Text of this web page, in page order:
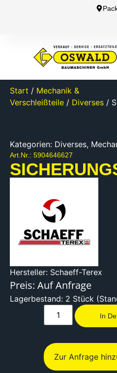
Start / Mechanik &
Verschleißteile / Diverses /
Kategorien: Diverses,
Art.Nr.: 5904646627
Hersteller: Schaeff-Terex
Preis: Auf Anfrage
Lagerbestand: 2 Stück
In
Zur Anfrage